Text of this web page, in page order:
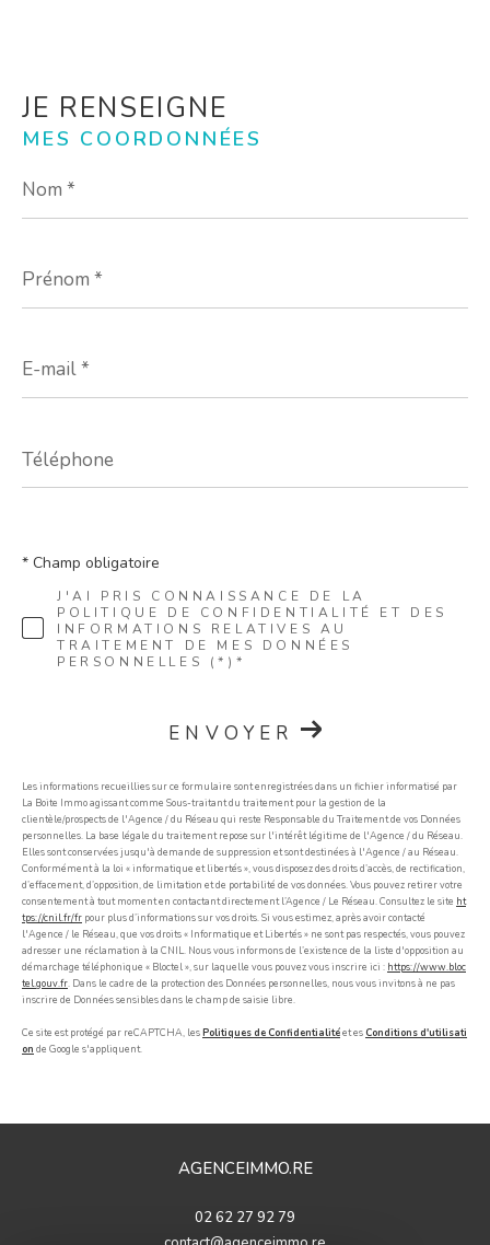
JE RENSEIGNE
MES COORDONNÉES
*
*
mail
*
J'AI PRIS CONNAISSANCE DE LA
POLITIQUE DE CONFIDENTIALITÉ ET DES
INFORMATIONS RELATIVES AU
TRAITEMENT DE MES DONNÉES
PERSONNELLES (*)*
* Champ obligatoire
ENVOYER
Les informations recueillies sur ce formulaire sont enregistrées dans un fichier informatisé par
La Boite Immo agissant comme Sous-traitant du traitement pour la gestion de la
clientèle/prospects de l'Agence / du Réseau qui reste Responsable du Traitement de vos Données
personnelles. La base légale du traitement repose sur l'intérêt légitime de l'Agence / du Réseau.
Elles sont conservées jusqu'à demande de suppression et sont destinées à l'Agence / au Réseau.
Conformément à la loi « informatique et libertés », vous disposez des droits d’accès, de rectification,
d’effacement, d’opposition, de limitation et de portabilité de vos données. Vous pouvez retirer votre
consentement à tout moment en contactant directement l’Agence / Le Réseau. Consultez le site ht
tps://cnil.fr/fr pour plus d’informations sur vos droits. Si vous estimez, après avoir contacté
l'Agence / le Réseau, que vos droits « Informatique et Libertés » ne sont pas respectés, vous pouvez
adresser une réclamation à la CNIL. Nous vous informons de l’existence de la liste d'opposition au
démarchage téléphonique « Bloctel », sur laquelle vous pouvez vous inscrire ici : https://www.bloc
tel.gouv.fr. Dans le cadre de la protection des Données personnelles, nous vous invitons à ne pas
inscrire de Données sensibles dans le champ de saisie libre.
Ce site est protégé par reCAPTCHA, lesPolitiques de Confidentialitéet esConditions d'utilisati
on de Google s'appliquent.
AGENCEIMMO.RE
02 62 27 92 79